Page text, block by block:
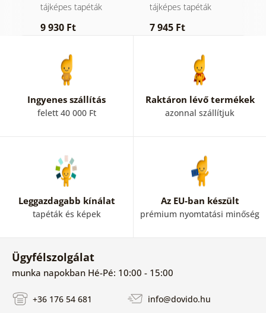
tájképes tapéták
9 930 Ft
tájképes tapéták
7 945 Ft
Ingyenes szállítás
felett 40 000 Ft
Raktáron lévő termékek
azonnal szállítjuk
Leggazdagabb kínálat
tapéták és képek
Az EU-ban készült
prémium nyomtatási minőség
Ügyfélszolgálat
munka napokban Hé-Pé: 10:00 - 15:00
+36 176 54 681 info@dovido.hu